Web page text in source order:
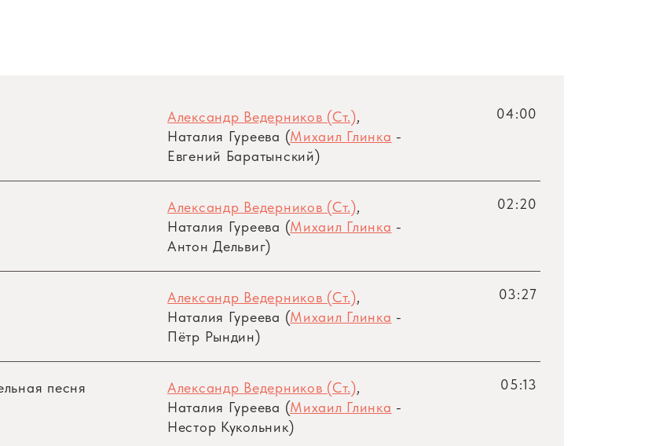
Александр Ведерников (Ст.),
Наталия Гуреева (Михаил Глинка -
Евгений Баратынский)
04:00
Александр Ведерников (Ст.),
Наталия Гуреева (Михаил Глинка -
Антон Дельвиг)
02:20
Александр Ведерников (Ст.),
Наталия Гуреева (Михаил Глинка -
Пётр Рындин)
03:27
песня Александр Ведерников (Ст.),
Наталия Гуреева (Михаил Глинка -
Нестор Кукольник)
05:13